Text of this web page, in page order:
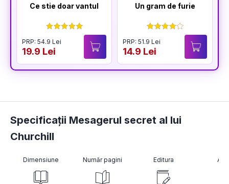
Ce stie doar vantul
PRP: 54.9 Lei
19.9 Lei
Un gram de furie
PRP: 51.9 Lei
14.9 Lei
Specificații Mesagerul secret al lui
Churchill
Dimensiune Număr pagini Editura